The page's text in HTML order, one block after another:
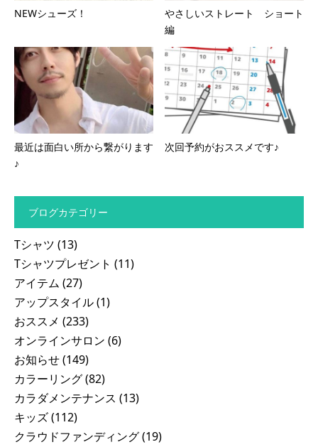
NEWシューズ！
やさしいストレート ショート
編
最近は面白い所から繋がります
♪
次回予約がおススメです♪
ブログカテゴリー
Tシャツ (13)
Tシャツプレゼント (11)
アイテム (27)
アップスタイル(1)
おススメ (233)
オンラインサロン (6)
お知らせ(149)
カラーリング(82)
カラダメンテナンス (13)
キッズ(112)
クラウドファンディング(19)